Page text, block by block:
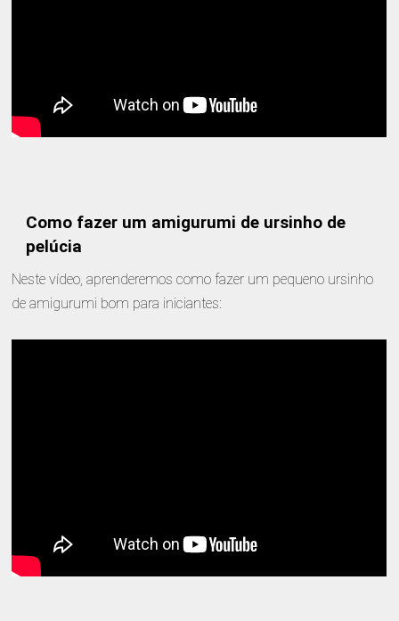
Como fazer um amigurumi de ursinho de
pelúcia
Neste vídeo, aprenderemos como fazer um pequeno ursinho
de amigurumi bom para iniciantes: